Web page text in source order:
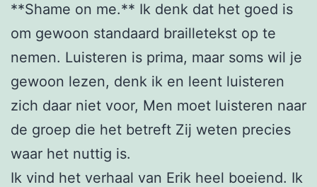
**Shame on me.** Ik denk dat het goed is
om gewoon standaard brailletekst op te
nemen. Luisteren is prima, maar soms wil je
gewoon lezen, denk ik en leent luisteren
zich daar niet voor, Men moet luisteren naar
de groep die het betreft Zij weten precies
waar het nuttig is.
Ik vind het verhaal van Erik heel boeiend. Ik